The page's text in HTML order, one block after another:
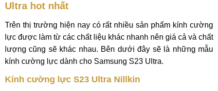
Ultra hot nhất
Trên thị trường hiện nay có rất nhiều sản phẩm kính cường
lực được làm từ các chất liệu khác nhanh nên giá cả và chất
lượng cũng sẽ khác nhau. Bên dưới đây sẽ là những mẫu
kính cường lực dành cho Samsung S23 Ultra.
Kính cường lực S23 Ultra Nillkin